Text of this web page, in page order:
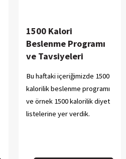
1500 Kalori
Beslenme Programı
ve Tavsiyeleri
Bu haftaki içeriğimizde 1500
kalorilik beslenme programı
ve örnek 1500 kalorilik diyet
listelerine yer verdik.